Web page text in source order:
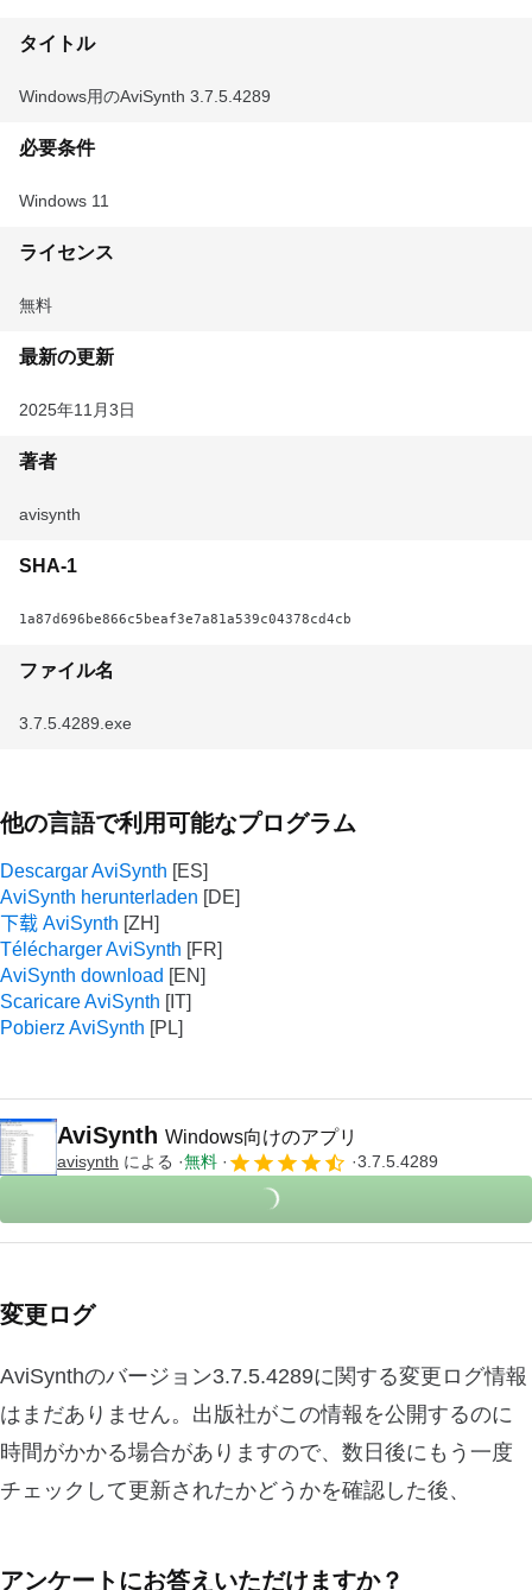
タイトル
Windows用のAviSynth 3.7.5.4289
必要条件
Windows 11
ライセンス
無料
最新の更新
2025年11月3日
著者
avisynth
SHA-1
1a87d696be866c5beaf3e7a81a539c04378cd4cb
ファイル名
3.7.5.4289.exe
他の言語で利用可能なプログラム
Descargar AviSynth
AviSynth herunterladen
下载 AviSynth
Télécharger AviSynth
AviSynth download
Scaricare AviSynth
Pobierz AviSynth
AviSynth Windows向けのアプリ
avisynth による 無料 3.7.5.4289
変更ログ
AviSynthのバージョン3.7.5.4289に関する変更ログ情報
はまだありません。出版社がこの情報を公開するのに
時間がかかる場合がありますので、数日後にもう一度
チェックして更新されたかどうかを確認した後、
アンケートにお答えいただけますか？